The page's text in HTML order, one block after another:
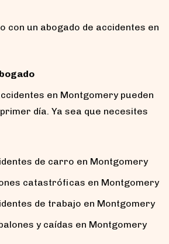
con un abogado de accidentes en
en Montgomery pueden
día. Ya sea que necesites
de carro en Montgomery
catastróficas en Montgomery
de trabajo en Montgomery
y caídas en Montgomery